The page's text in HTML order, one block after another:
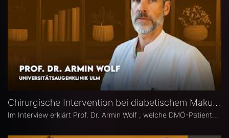
Chirurgische Intervention bei diabetischem Makulaödem – Prof. Dr. Armin Wolf